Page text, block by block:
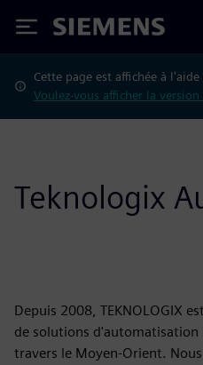
Siemens
Cette page est affichée à
Voulez-vous afficher la
Teknologix
Depuis 2008, TEKNOLOGIX
de solutions d'automatisation
travers le Moyen-Orient.